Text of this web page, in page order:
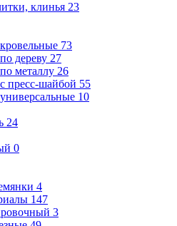
клинья 23
73
дереву 27
металлу 26
пресс-шайбой 55
10
24
0
4
147
3